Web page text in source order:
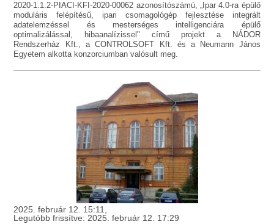
2020-1.1.2-PIACI-KFI-2020-00062 azonosítószámú, „Ipar 4.0-ra épülő
moduláris felépítésű, ipari csomagológép fejlesztése integrált
adatelemzéssel és mesterséges intelligenciára épülő
optimalizálással, hibaanalízissel" című projekt a NÁDOR
Rendszerház Kft., a CONTROLSOFT Kft. és a Neumann János
Egyetem alkotta konzorciumban valósult meg.
2025. február 12. 15:11,
Legutóbb frissítve: 2025. február 12. 17:29